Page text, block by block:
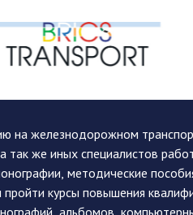
на железнодорожном
а так же иных специалистов
методические
курсы повышения
альбомов,